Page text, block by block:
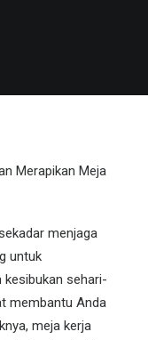
menjaga
untuk
kesibukan sehari-
membantu Anda
meja kerja